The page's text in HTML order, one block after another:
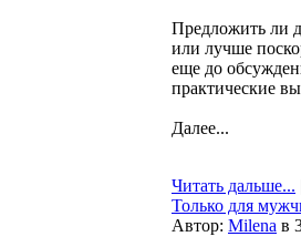
Предложить ли
или лучше
еще до
практические
Далее...
Читать дальше...
Только для
Автор: Milena в